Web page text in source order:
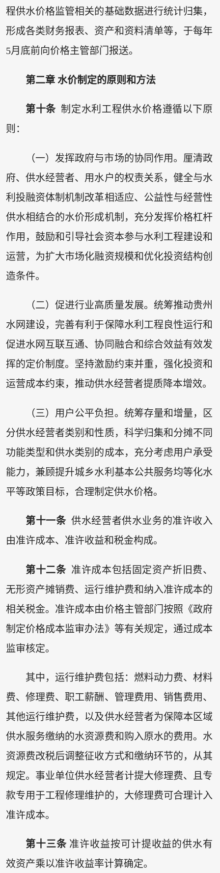
程供水价格监管相关的基础数据进行统计归集，
形成各类财务报表、资产和资料清单等，于每年
5月底前向价格主管部门报送。
第二章 水价制定的原则和方法
第十条制定水利工程供水价格遵循以下原
则：
（一）发挥政府与市场的协同作用。厘清政
府、供水经营者、用水户的权责关系，健全与水
利投融资体制机制改革相适应、公益性与经营性
供水相结合的水价形成机制，充分发挥价格杠杆
作用，鼓励和引导社会资本参与水利工程建设和
运营，为扩大市场化融资规模和优化投资结构创
造条件。
（二）促进行业高质量发展。统筹推动贵州
水网建设，完善有利于保障水利工程良性运行和
促进水网互联互通、协同融合和综合效益有效发
挥的定价制度。坚持激励约束并重，强化投资和
运营成本约束，推动供水经营者提质降本增效。
（三）用户公平负担。统筹存量和增量，区
分供水经营者类别和性质，科学归集和分摊不同
功能类型和供水类别的成本，充分考虑用户承受
能力，兼顾提升城乡水利基本公共服务均等化水
平等政策目标，合理制定供水价格。
第十一条供水经营者供水业务的准许收入
由准许成本、准许收益和税金构成。
第十二条准许成本包括固定资产折旧费、
无形资产摊销费、运行维护费和纳入准许成本的
相关税金。准许成本由价格主管部门按照《政府
制定价格成本监审办法》等有关规定，通过成本
监审核定。
其中，运行维护费包括：燃料动力费、材料
费、修理费、职工薪酬、管理费用、销售费用、
其他运行维护费，以及供水经营者为保障本区域
供水服务缴纳的水资源费和购入原水的费用。水
资源费改税后调整征收方式和缴纳环节的，从其
规定。事业单位供水经营者计提大修理费、且专
款专用于工程修理维护的，大修理费可合理计入
准许成本。
第十三条准许收益按可计提收益的供水有
效资产乘以准许收益率计算确定。